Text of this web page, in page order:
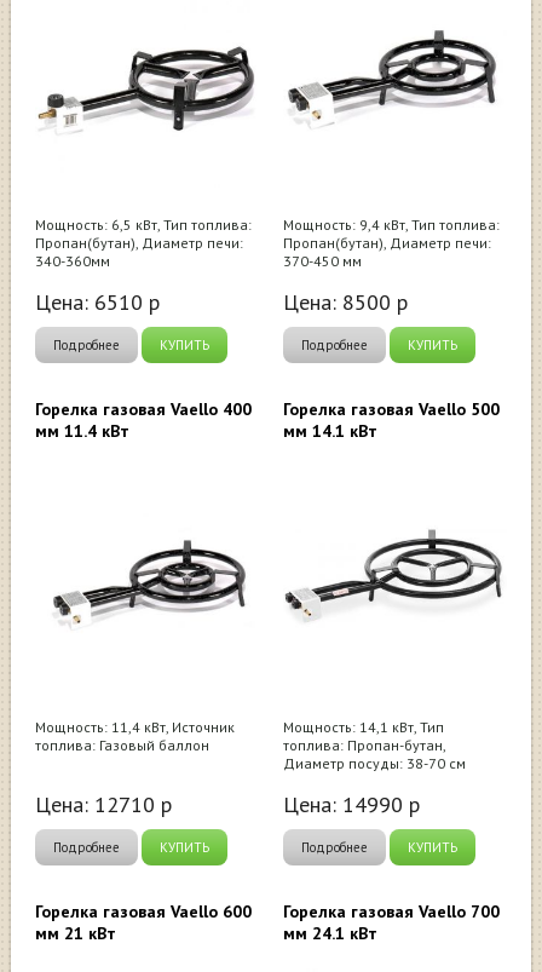
Мощность: 6,5 кВт, Тип топлива:
Пропан(бутан), Диаметр печи:
340-360мм
Цена: 6510 р
Подробнее КУПИТЬ
Мощность: 9,4 кВт, Тип топлива:
Пропан(бутан), Диаметр печи:
370-450 мм
Цена: 8500 р
Подробнее КУПИТЬ
Горелка газовая Vaello 400
мм 11.4 кВт
Мощность: 11,4 кВт, Источник
топлива: Газовый баллон
Цена: 12710 р
Подробнее КУПИТЬ
Горелка газовая Vaello 500
мм 14.1 кВт
Мощность: 14,1 кВт, Тип
топлива: Пропан-бутан,
Диаметр посуды: 38-70 см
Цена: 14990 р
Подробнее КУПИТЬ
Горелка газовая Vaello 600
мм 21 кВт
Горелка газовая Vaello 700
мм 24.1 кВт